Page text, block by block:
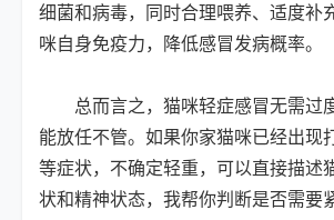
细菌和病毒，同时合理喂养、适度补
咪自身免疫力，降低感冒发病概率。
总而言之，猫咪轻症感冒无需过
能放任不管。如果你家猫咪已经出现
等症状，不确定轻重，可以直接描述
状和精神状态，我帮你判断是否需要